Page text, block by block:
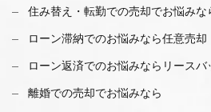
住み替え・転勤での売却でお悩みな
ローン滞納でのお悩みなら任意売却
ローン返済でのお悩みならリースバ
離婚での売却でお悩みなら